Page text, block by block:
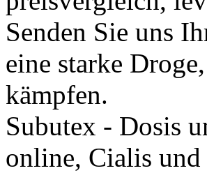
Senden Sie uns
eine starke
kämpfen.
Subutex - Dosis
online, Cialis